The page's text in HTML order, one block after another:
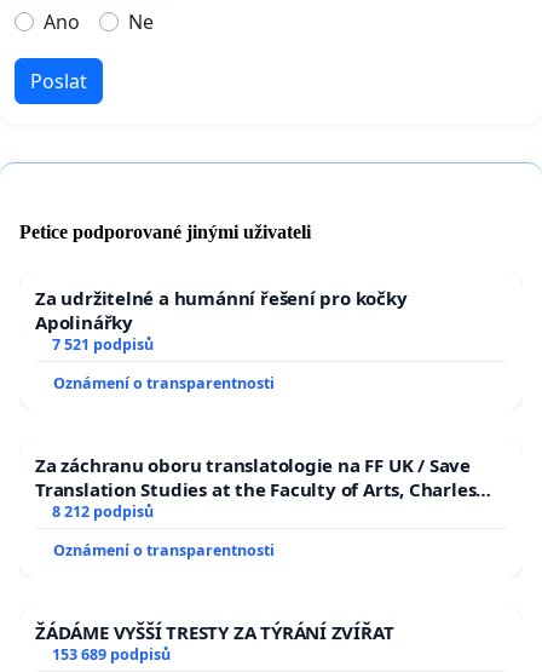
Ano
Ne
Poslat
Petice podporované jinými uživateli
Za udržitelné a humánní řešení pro kočky
Apolinářky
7 521 podpisů
Oznámení o transparentnosti
Za záchranu oboru translatologie na FF UK / Save
Translation Studies at the Faculty of Arts, Charles
University
8 212 podpisů
Oznámení o transparentnosti
ŽÁDÁME VYŠŠÍ TRESTY ZA TÝRÁNÍ ZVÍŘAT
153 689 podpisů